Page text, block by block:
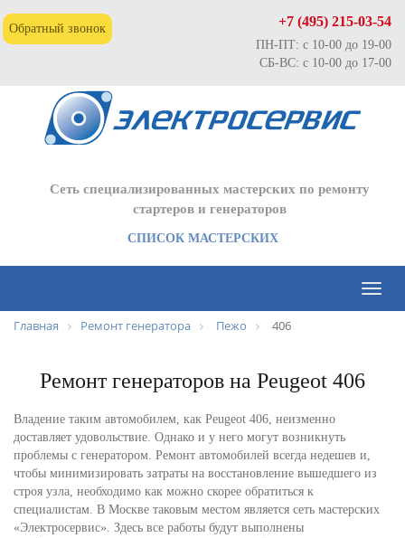
Обратный звонок +7 (495) 215-03-54
ПН-ПТ: с 10-00 до 19-00
СБ-ВС: с 10-00 до 17-00
Сеть специализированных мастерских по ремонту
стартеров и генераторов
СПИСОК МАСТЕРСКИХ
Toggle
Главная Ремонт генератора Пежо 406
Ремонт генераторов на Peugeot 406
Владение таким автомобилем, как Peugeot 406, неизменно
доставляет удовольствие. Однако и у него могут возникнуть
проблемы с генератором. Ремонт автомобилей всегда недешев и,
чтобы минимизировать затраты на восстановление вышедшего из
строя узла, необходимо как можно скорее обратиться к
специалистам. В Москве таковым местом является сеть мастерских
«Электросервис». Здесь все работы будут выполнены